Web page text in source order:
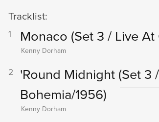
Tracklist:
1 Monaco (Set 3 / Live At
Kenny Dorham
2 'Round Midnight (Set 3
Bohemia/1956)
Kenny Dorham